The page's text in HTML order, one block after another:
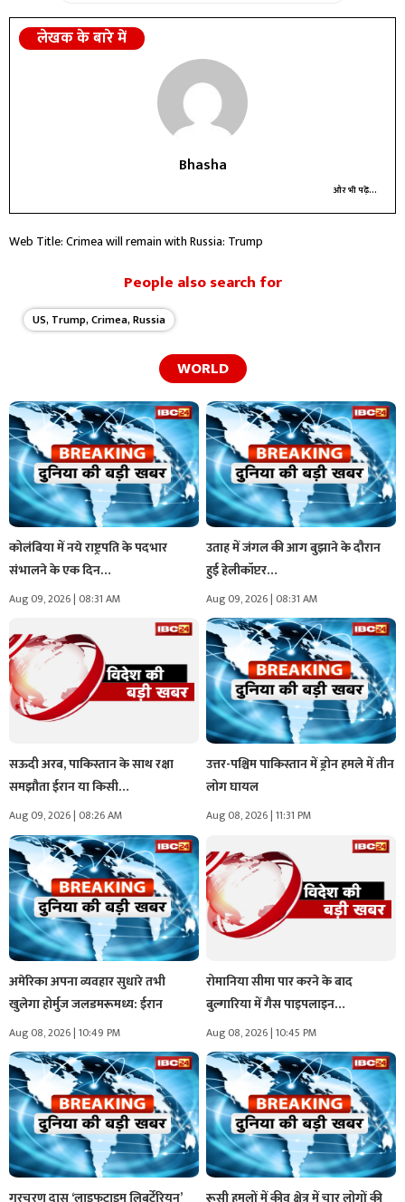
लेखक के बारे में
Bhasha
और भी पढ़ें...
Web Title: Crimea will remain with Russia: Trump
People also search for
US, Trump, Crimea, Russia
WORLD
कोलंबिया में नये राष्ट्रपति के पदभार
संभालने के एक दिन…
Aug 09, 2026 | 08:31 AM
उताह में जंगल की आग बुझाने के दौरान
हुई हेलीकॉप्टर…
Aug 09, 2026 | 08:31 AM
सऊदी अरब, पाकिस्तान के साथ रक्षा
समझौता ईरान या किसी…
Aug 09, 2026 | 08:26 AM
उत्तर-पश्चिम पाकिस्तान में ड्रोन हमले में तीन
लोग घायल
Aug 08, 2026 | 11:31 PM
अमेरिका अपना व्यवहार सुधारे तभी
खुलेगा होर्मुज जलडमरूमध्य: ईरान
Aug 08, 2026 | 10:49 PM
रोमानिया सीमा पार करने के बाद
बुल्गारिया में गैस पाइपलाइन…
Aug 08, 2026 | 10:45 PM